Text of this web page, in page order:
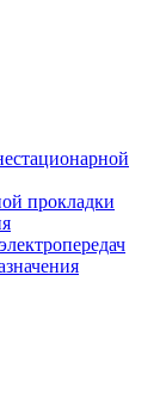
прокладки